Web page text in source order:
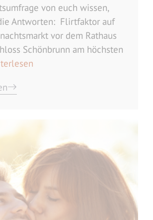
von euch wissen,
Antworten: Flirtfaktor auf
vor dem Rathaus
Schönbrunn am höchsten